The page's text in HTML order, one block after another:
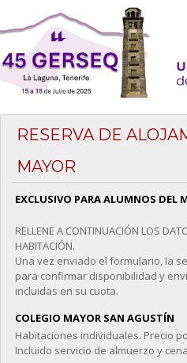
RESERVA DE
MAYOR
EXCLUSIVO PARA ALUMNOS DEL
RELLENE A CONTINUACIÓN LOS
HABITACIÓN.
Una vez enviado el formulario, la
para confirmar disponibilidad y
incluidas en su cuota.
COLEGIO MAYOR SAN AGUSTÍN
Habitaciones individuales. Precio
Incluido servicio de almuerzo y